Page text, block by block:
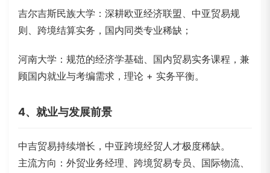
吉尔吉斯民族大学 ：深耕欧亚经济联盟、 中亚贸易规
则、跨境结算实务，国内同类专业稀缺；
河南大学：规范的经济学基础、国内贸易实务课程，兼
顾国内就业与考编需求，理论 + 实务平衡。
4、就业与发展前景
中吉贸易持续增长，中亚跨境经贸人才极度稀缺。
主流方向：外贸业务经理、跨境贸易专员、国际物流、